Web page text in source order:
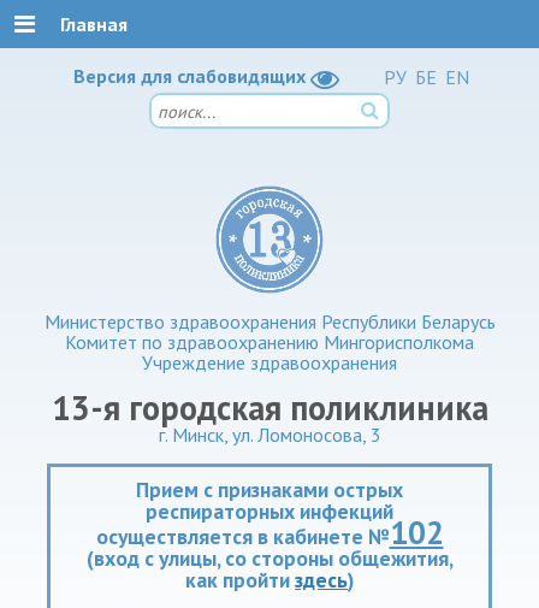
Версия для слабовидящих РУ БЕ EN
Министерство здравоохранения Республики Беларусь
Комитет по здравоохранению Мингорисполкома
Учреждение здравоохранения
13-я городская поликлиника
г. Минск, ул. Ломоносова, 3
Прием с признаками острых
респираторных инфекций
осуществляется в кабинете №102
(вход с улицы, со стороны общежития,
как пройтиздесь)
Главная